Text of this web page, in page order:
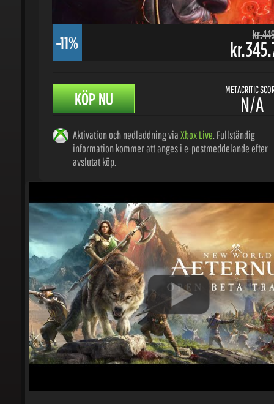
-11%
KÖP NU N/A
information kommer att anges i e-postmeddelande efter
avslutat köp.